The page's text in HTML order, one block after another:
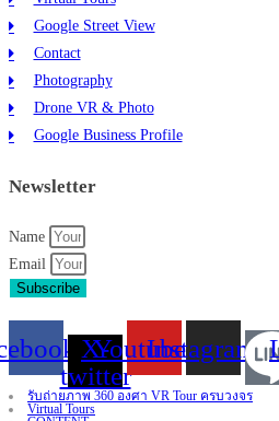
Google Street View
Contact
Photography
Drone VR & Photo
Google Business Profile
Newsletter
Name
Email
Subscribe
X-
twitter
YoutubeInstagram
รับถ่ายภาพ 360 องศา VR Tour ครบวงจร
Virtual Tours